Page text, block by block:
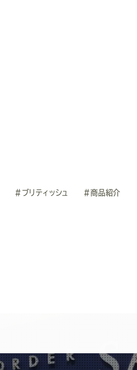
#ブリティッシュ #商品紹介